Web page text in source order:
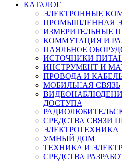
КАТАЛОГ
ЭЛЕКТРОННЫЕ
ПРОМЫШЛЕННАЯ
ИЗМЕРИТЕЛЬНЫЕ
КОММУТАЦИЯ И
ПАЯЛЬНОЕ
ИСТОЧНИКИ
ИНСТРУМЕНТ И
ПРОВОДА И
МОБИЛЬНАЯ СВЯЗЬ
ДОСТУПА
СРЕДСТВА СВЯЗИ
ЭЛЕКТРОТЕХНИКА
УМНЫЙ ДОМ
ТЕХНИКА И
СРЕДСТВА